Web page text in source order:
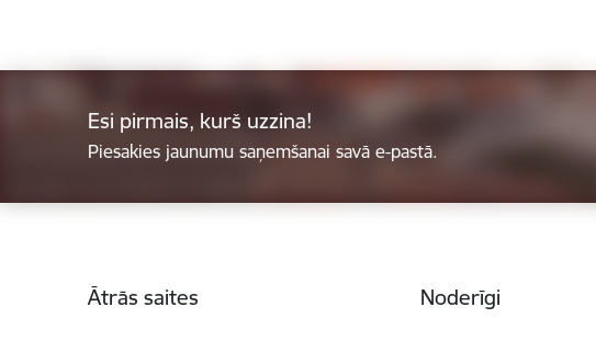
Esi pirmais, kurš uzzina!
Piesakies jaunumu saņemšanai savā e-pastā.
Ātrās saites Noderīgi